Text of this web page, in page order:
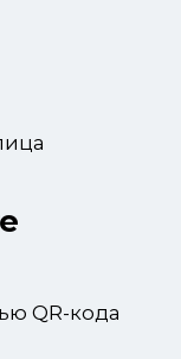
QR-кода